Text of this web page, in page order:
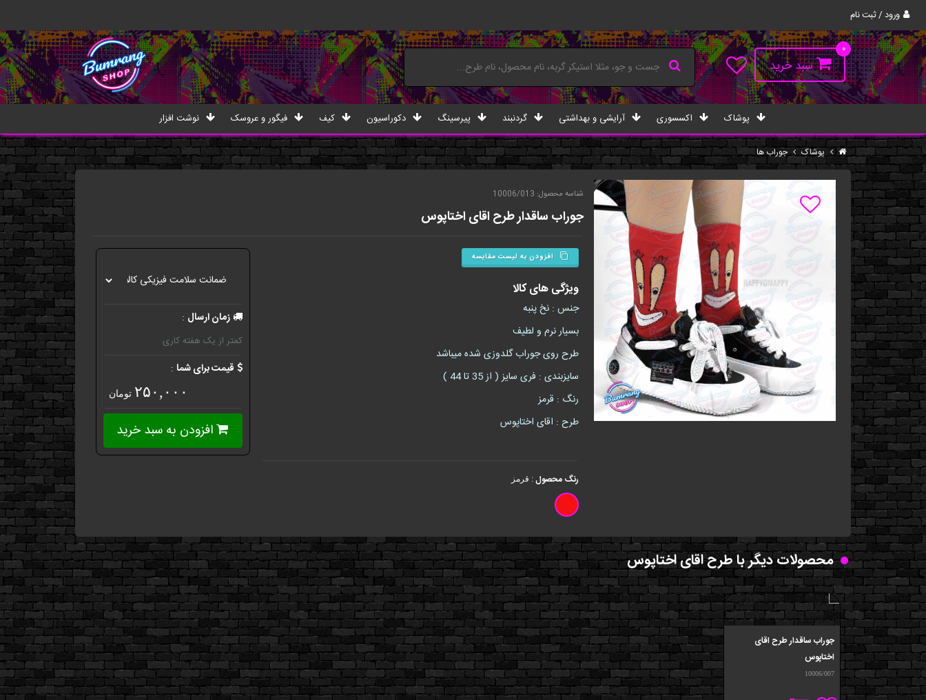
ورود / ثبت نام
۰
سبد خرید
پوشاک اکسسوری آرایشی و بهداشتی گردنبند پیرسینگ دکوراسیون کیف فیگور و عروسک نوشت افزار
پوشاک جوراب ها
شناسه محصول: 10006/013
جوراب ساقدار طرح اقای اختاپوس
افزودن به لیست مقایسه
ویژگی های کالا
جنس : نخ پنبه
بسیار نرم و لطیف
طرح روی جوراب گلدوزی شده میباشد
سایزبندی : فری سایز ( از 35 تا 44 )
رنگ : قرمز
طرح : اقای اختاپوس
رنگ محصول : قرمز
زمان ارسال :
کمتر از یک هفته کاری
قیمت برای شما :
۲۵۰,۰۰۰ تومان
افزودن به سبد خرید
محصولات دیگر با طرح اقای اختاپوس
جوراب ساقدار طرح اقای
اختاپوس
10006/007